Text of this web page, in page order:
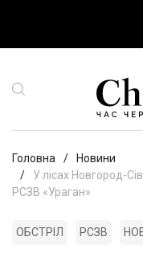
Головна
Новини
У лісах Новгород-
РСЗВ «Ураган»
ОБСТРІЛ РСЗВ